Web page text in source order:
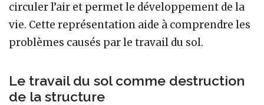
circuler l’air et permet le développement de la
vie. Cette représentation aide à comprendre les
problèmes causés par le travail du sol.
Le travail du sol comme destruction
de la structure